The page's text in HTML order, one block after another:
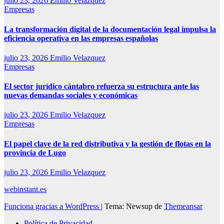
Empresas
La transformación digital de la documentación legal impulsa la
eficiencia operativa en las empresas españolas
julio 23, 2026 Emilio Velazquez
Empresas
El sector jurídico cántabro refuerza su estructura ante las
nuevas demandas sociales y económicas
julio 23, 2026 Emilio Velazquez
Empresas
El papel clave de la red distributiva y la gestión de flotas en la
provincia de Lugo
julio 23, 2026 Emilio Velazquez
webinstant.es
Funciona gracias a WordPress | Tema: Newsup de Themeansar